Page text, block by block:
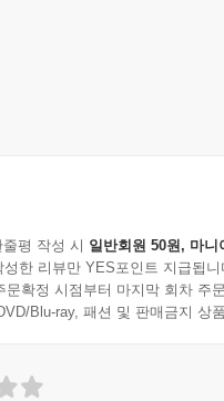
평 작성 시 일반회원 50원, 마니
한 리뷰만 YES포인트 지급됩니
문확정 시점부터 마지막 회차 주
Blu-ray, 패션 및 판매금지 상